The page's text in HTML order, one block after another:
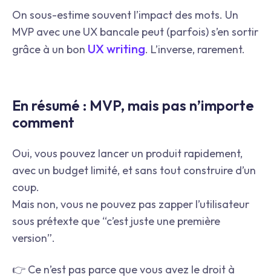
On sous-estime souvent l’impact des mots. Un
MVP avec une UX bancale peut (parfois) s’en sortir
grâce à un bon UX writing. L’inverse, rarement.
En résumé : MVP, mais pas n’importe
comment
Oui, vous pouvez lancer un produit rapidement,
avec un budget limité, et sans tout construire d’un
coup.
Mais non, vous ne pouvez pas zapper l’utilisateur
sous prétexte que “c’est juste une première
version”.
👉 Ce n’est pas parce que vous avez le droit à